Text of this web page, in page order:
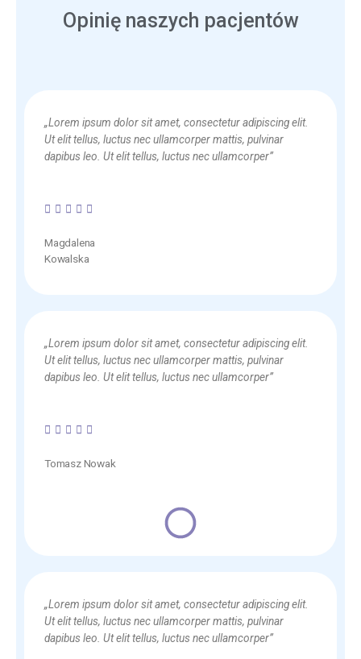
Opinię naszych pacjentów
„Lorem ipsum dolor sit amet, consectetur adipiscing elit.
Ut elit tellus, luctus nec ullamcorper mattis, pulvinar
dapibus leo. Ut elit tellus, luctus nec ullamcorper”
    
Magdalena
Kowalska
„Lorem ipsum dolor sit amet, consectetur adipiscing elit.
Ut elit tellus, luctus nec ullamcorper mattis, pulvinar
dapibus leo. Ut elit tellus, luctus nec ullamcorper”
    
Tomasz Nowak
„Lorem ipsum dolor sit amet, consectetur adipiscing elit.
Ut elit tellus, luctus nec ullamcorper mattis, pulvinar
dapibus leo. Ut elit tellus, luctus nec ullamcorper”